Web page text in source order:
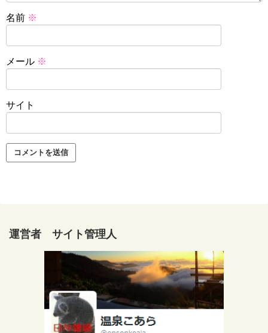
名前 ※
メール ※
サイト
運営者 サイト管理人